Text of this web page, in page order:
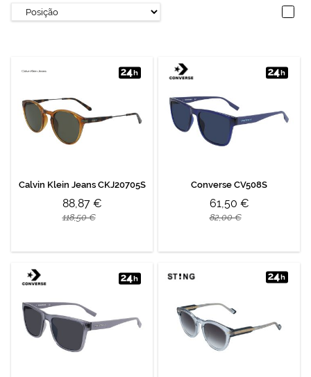
Calvin Klein Jeans CKJ20705S
88,87 €
118,50 €
Converse CV508S
61,50 €
82,00 €